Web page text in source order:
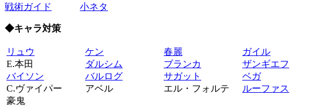
戦術ガイド
小ネタ
◆キャラ対策
リュウ
E.本田
バイソン
C.ヴァイパー
豪鬼
ケン
ダルシム
バルログ
アベル
春麗
ブランカ
サガット
エル・フォルテ
ガイル
ザンギエフ
ベガ
ルーファス